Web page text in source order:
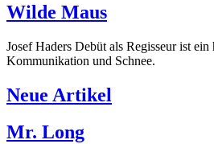
Wilde Maus
Josef Haders Debüt als Regisseur ist
Kommunikation und Schnee.
Neue Artikel
Mr. Long